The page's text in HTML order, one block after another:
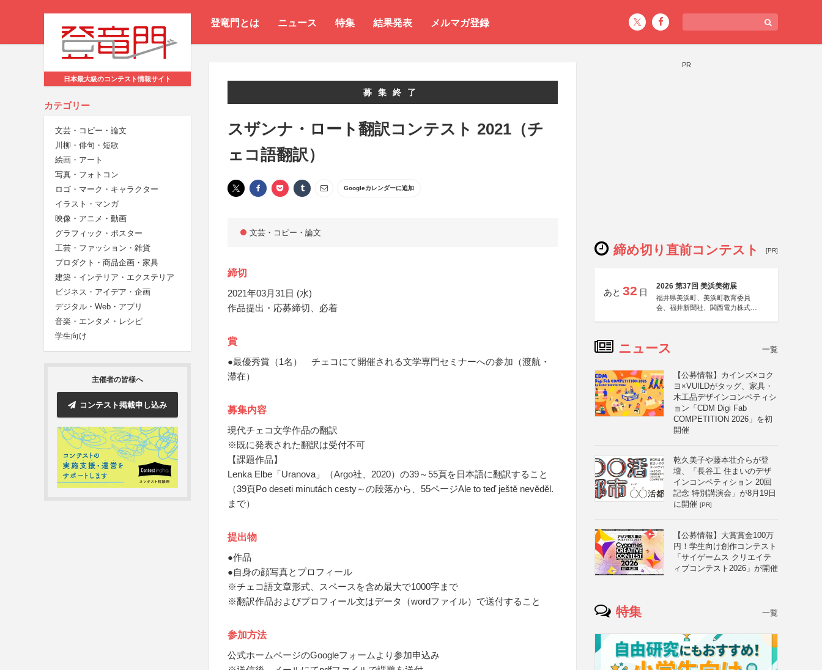
登竜門とは ニュース 特集 結果発表 メルマガ登録
日本最大級のコンテスト情報サイト
カテゴリー
文芸・コピー・論文
川柳・俳句・短歌
絵画・アート
写真・フォトコン
ロゴ・マーク・キャラクター
イラスト・マンガ
映像・アニメ・動画
グラフィック・ポスター
工芸・ファッション・雑貨
プロダクト・商品企画・家具
建築・インテリア・エクステリア
ビジネス・アイデア・企画
デジタル・Web・アプリ
音楽・エンタメ・レシピ
学生向け
主催者の皆様へ
コンテスト掲載申し込み
募集終了
スザンナ・ロート翻訳コンテスト 2021（チ
ェコ語翻訳）
Googleカレンダーに追加
文芸・コピー・論文
締切
2021年03月31日 (水)
作品提出・応募締切、必着
賞
●最優秀賞（1名） チェコにて開催される文学専門セミナーへの参加（渡航・
滞在）
募集内容
現代チェコ文学作品の翻訳
※既に発表された翻訳は受付不可
【課題作品】
Lenka Elbe「Uranova」（Argo社、2020）の39～55頁を日本語に翻訳すること
（39頁Po deseti minutách cesty～の段落から、55ページAle to teď ještě nevěděl.
まで）
提出物
●作品
●自身の顔写真とプロフィール
※チェコ語文章形式、スペースを含め最大で1000字まで
※翻訳作品およびプロフィール文はデータ（wordファイル）で送付すること
参加方法
公式ホームページのGoogleフォームより参加申込み
PR
締め切り直前コンテスト [PR]
あと 32 日
2026 第37回 美浜美術展
福井県美浜町、美浜町教育委員
会、福井新聞社、関西電力株式会
ニュース 一覧
【公募情報】カインズ×コク
ヨ×VUILDがタッグ、家具・
木工品デザインコンペティシ
ョン「CDM Digi Fab
COMPETITION 2026」を初
開催
乾久美子や藤本壮介らが登
壇、「長谷工 住まいのデザ
インコンペティション 20回
記念 特別講演会」が8月19日
に開催 [PR]
【公募情報】大賞賞金100万
円！学生向け創作コンテスト
「サイゲームス クリエイテ
ィブコンテスト2026」が開催
特集 一覧